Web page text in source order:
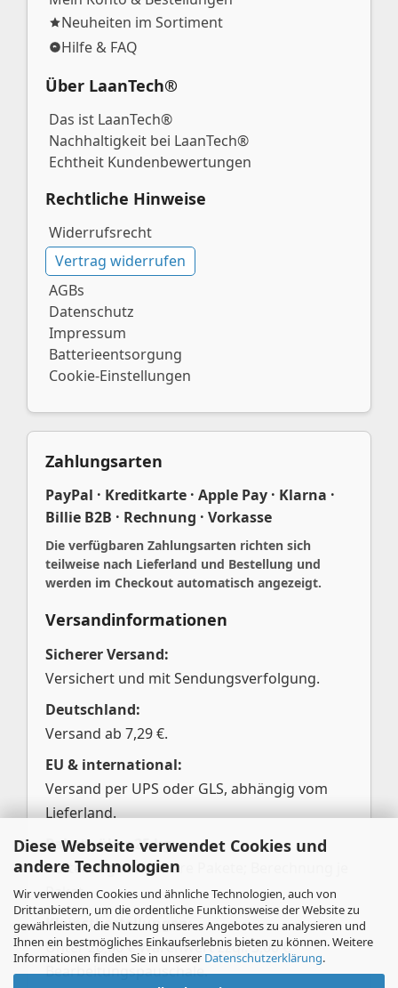
Diese Webseite verwendet Cookies und
andere Technologien
Wir verwenden Cookies und ähnliche Technologien, auch von
Drittanbietern, um die ordentliche Funktionsweise der Website zu
gewährleisten, die Nutzung unseres Angebotes zu analysieren und
Ihnen ein bestmögliches Einkaufserlebnis bieten zu können. Weitere
Informationen finden Sie in unserer Datenschutzerklärung.
Neuheiten im Sortiment
Hilfe & FAQ
Über LaanTech®
Das ist LaanTech®
Nachhaltigkeit bei LaanTech®
Echtheit Kundenbewertungen
Rechtliche Hinweise
Widerrufsrecht
Vertrag widerrufen
AGBs
Datenschutz
Impressum
Batterieentsorgung
Cookie-Einstellungen
Zahlungsarten
PayPal · Kreditkarte · Apple Pay · Klarna ·
Billie B2B · Rechnung · Vorkasse
Die verfügbaren Zahlungsarten richten sich
teilweise nach Lieferland und Bestellung und
werden im Checkout automatisch angezeigt.
Versandinformationen
Sicherer Versand:
Versichert und mit Sendungsverfolgung.
Deutschland:
Versand ab 7,29 €.
EU & international:
Versand per UPS oder GLS, abhängig vom
Lieferland.
Pakete über 25 kg:
Aufteilung in mehrere Pakete; Berechnung je
Paket.
Kleinstbestellungen:
Unter 20,00 € Warenwert zzgl. 3,00 €
Bearbeitungspauschale.